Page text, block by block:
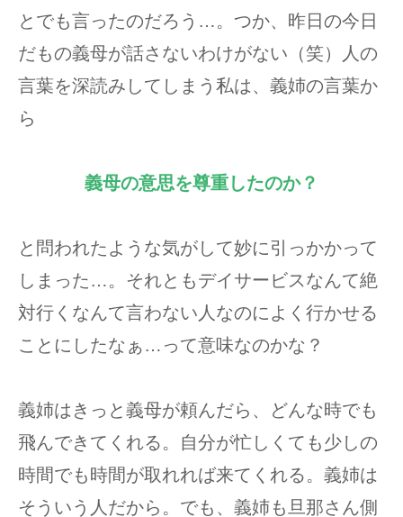
とでも言ったのだろう…。つか、昨日の今日
だもの義母が話さないわけがない（笑）人の
言葉を深読みしてしまう私は、義姉の言葉か
ら
義母の意思を尊重したのか？
と問われたような気がして妙に引っかかって
しまった…。それともデイサービスなんて絶
対行くなんて言わない人なのによく行かせる
ことにしたなぁ…って意味なのかな？
義姉はきっと義母が頼んだら、どんな時でも
飛んできてくれる。自分が忙しくても少しの
時間でも時間が取れれば来てくれる。義姉は
そういう人だから。でも、義姉も旦那さん側